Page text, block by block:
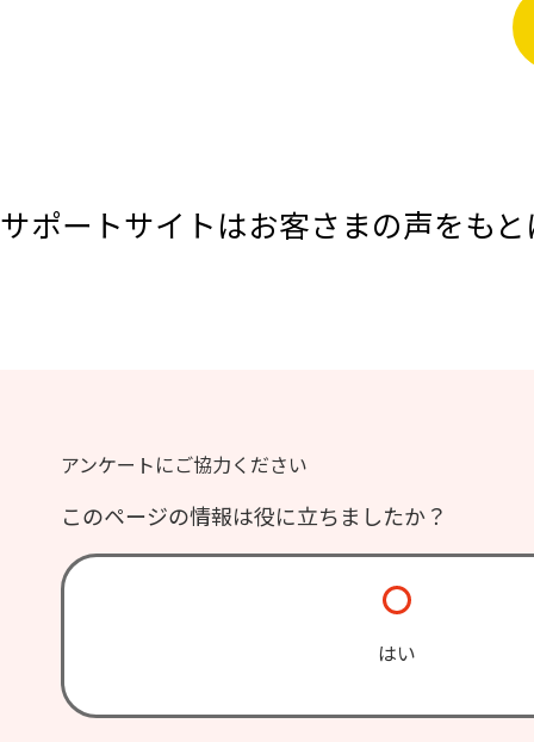
サポートサイトはお客さまの声をも
アンケートにご協力ください
このページの情報は役に立ちましたか？
はい